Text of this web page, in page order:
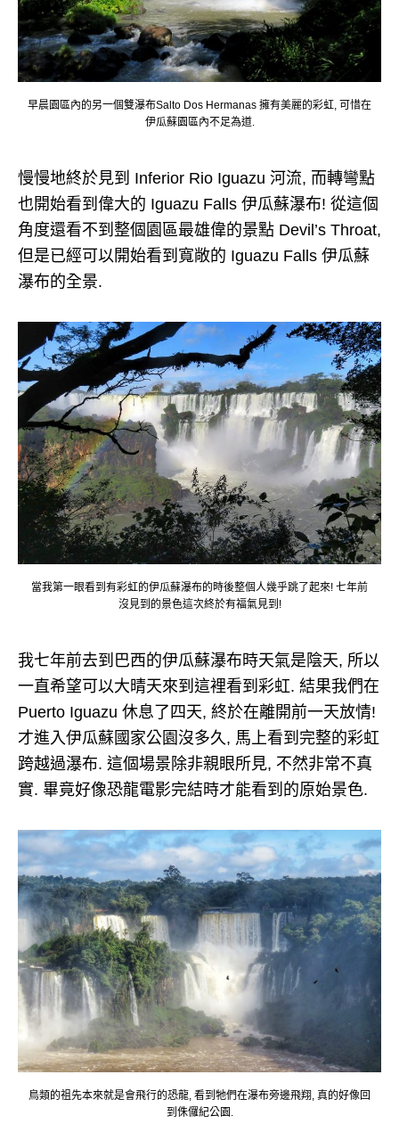
早晨園區內的另一個雙瀑布Salto Dos Hermanas 擁有美麗的彩虹, 可惜在
伊瓜蘇園區內不足為道.
慢慢地終於見到 Inferior Rio Iguazu 河流, 而轉彎點
也開始看到偉大的 Iguazu Falls 伊瓜蘇瀑布! 從這個
角度還看不到整個園區最雄偉的景點 Devil’s Throat,
但是已經可以開始看到寬敞的 Iguazu Falls 伊瓜蘇
瀑布的全景.
當我第一眼看到有彩虹的伊瓜蘇瀑布的時後整個人幾乎跳了起來! 七年前
沒見到的景色這次終於有福氣見到!
我七年前去到巴西的伊瓜蘇瀑布時天氣是陰天, 所以
一直希望可以大晴天來到這裡看到彩虹. 結果我們在
Puerto Iguazu 休息了四天, 終於在離開前一天放情!
才進入伊瓜蘇國家公園沒多久, 馬上看到完整的彩虹
跨越過瀑布. 這個場景除非親眼所見, 不然非常不真
實. 畢竟好像恐龍電影完結時才能看到的原始景色.
鳥類的祖先本來就是會飛行的恐龍, 看到牠們在瀑布旁邊飛翔, 真的好像回
到侏儸紀公園.